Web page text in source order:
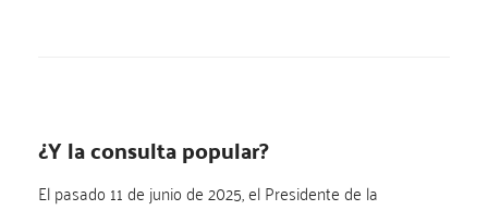
¿Y la consulta popular?
El pasado 11 de junio de 2025, el Presidente de la